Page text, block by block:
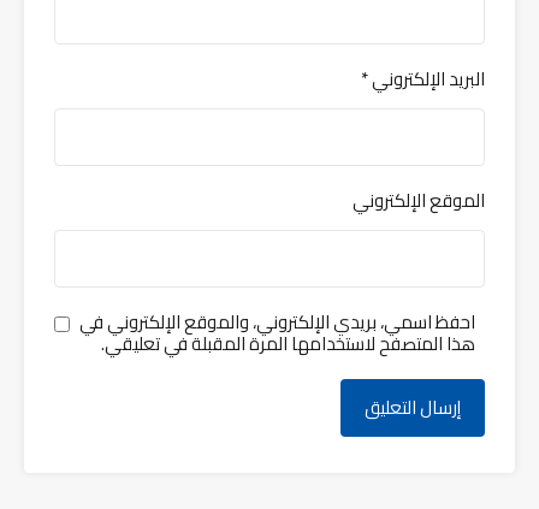
البريد الإلكتروني*
الموقع الإلكتروني
احفظ اسمي، بريدي الإلكتروني، والموقع الإلكتروني في
هذا المتصفح لاستخدامها المرة المقبلة في تعليقي.